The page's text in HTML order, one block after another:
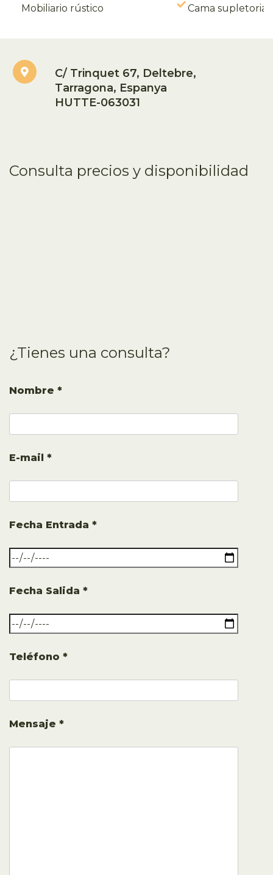
Mobiliario rústico
Cama supletoria 1
C/ Trinquet 67, Deltebre,
Tarragona, Espanya
HUTTE-063031
Consulta precios y disponibilidad
¿Tienes una consulta?
Nombre *
E-mail *
Fecha Entrada *
Fecha Salida *
Teléfono *
Mensaje *